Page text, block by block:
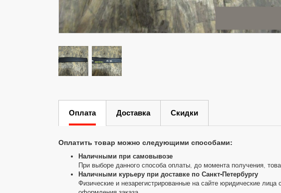
Оплата Доставка Скидки
Оплатить товар можно следующими способами:
Наличными при самовывозе
При выборе данного способа оплаты, до момента получения,
Наличными курьеру при доставке по Санкт-Петербургу
Физические и незарегистрированные на сайте юридические лица